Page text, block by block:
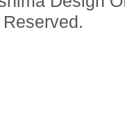
Reserved.